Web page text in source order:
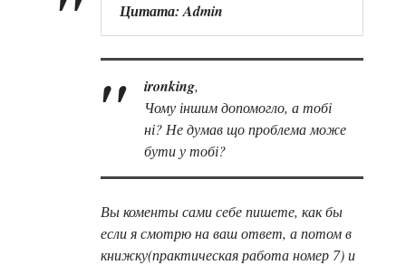
Цитата: Admin
ironking,
Чому іншим допомогло, а тобі
ні? Не думав що проблема може
бути у тобі?
Вы коменты сами себе пишете, как бы
если я смотрю на ваш ответ, а потом в
книжку(практическая работа номер 7) и